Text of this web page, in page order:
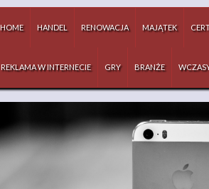
HOME HANDEL RENOWACJA MAJĄTEK
REKLAMA W INTERNECIE GRY BRANŻE